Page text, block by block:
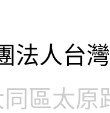
法人台
同區太